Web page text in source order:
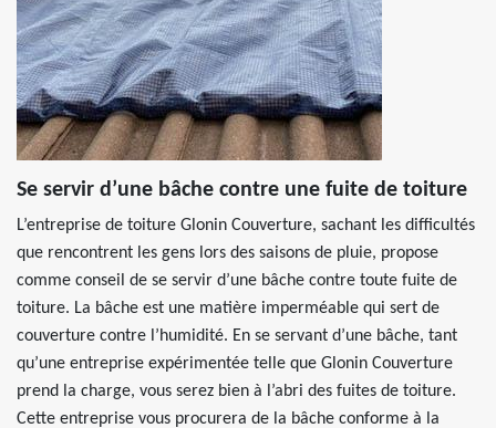
Se servir d’une bâche contre une fuite de toiture
L’entreprise de toiture Glonin Couverture, sachant les difficultés
que rencontrent les gens lors des saisons de pluie, propose
comme conseil de se servir d’une bâche contre toute fuite de
toiture. La bâche est une matière imperméable qui sert de
couverture contre l’humidité. En se servant d’une bâche, tant
qu’une entreprise expérimentée telle que Glonin Couverture
prend la charge, vous serez bien à l’abri des fuites de toiture.
Cette entreprise vous procurera de la bâche conforme à la